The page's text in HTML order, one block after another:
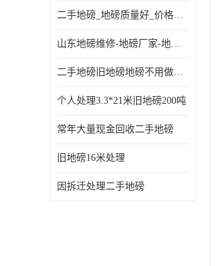
二手地磅_地磅质量好_价格便宜这里找【地磅行家】
山东地磅维修-地磅厂家-地磅价格-二手地磅
二手地磅旧地磅地磅不用做地基
个人处理3.3*21米旧地磅200吨
常年大量现金回收二手地磅
旧地磅16米处理
因拆迁处理二手地磅